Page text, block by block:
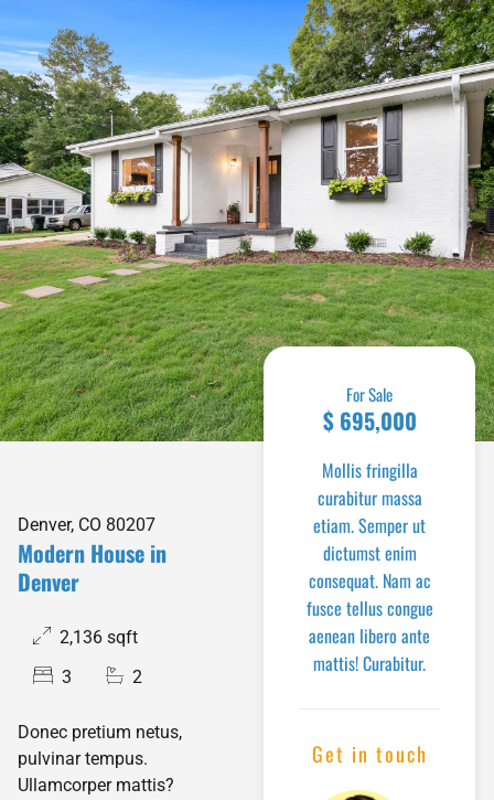
Denver, CO 80207
Modern House in
Denver
2,136 sqft
3
2
Donec pretium netus,
pulvinar tempus.
Ullamcorper mattis?
For Sale
$ 695,000
Mollis fringilla
curabitur massa
etiam. Semper ut
dictumst enim
consequat. Nam ac
fusce tellus congue
aenean libero ante
mattis! Curabitur.
Get in touch